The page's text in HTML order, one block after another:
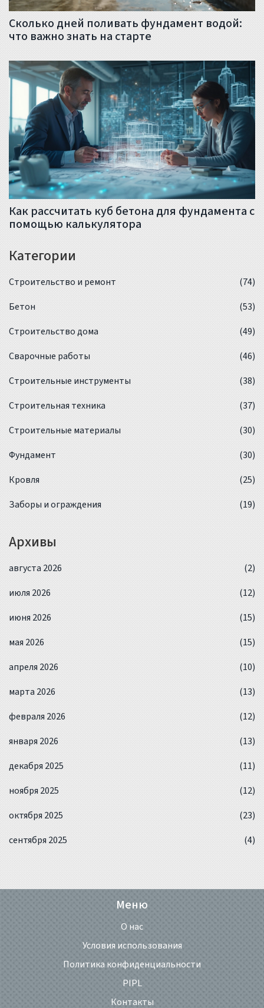
Сколько дней поливать фундамент водой:
что важно знать на старте
Как рассчитать куб бетона для фундамента с
помощью калькулятора
Категории
Строительство и ремонт
(74)
Бетон
(53)
Строительство дома
(49)
Сварочные работы
(46)
Строительные инструменты
(38)
Строительная техника
(37)
Строительные материалы
(30)
Фундамент
(30)
Кровля
(25)
Заборы и ограждения
(19)
Архивы
августа 2026
(2)
июля 2026
(12)
июня 2026
(15)
мая 2026
(15)
апреля 2026
(10)
марта 2026
(13)
февраля 2026
(12)
января 2026
(13)
декабря 2025
(11)
ноября 2025
(12)
октября 2025
(23)
сентября 2025
(4)
Меню
О нас
Условия использования
Политика конфиденциальности
PIPL
Контакты